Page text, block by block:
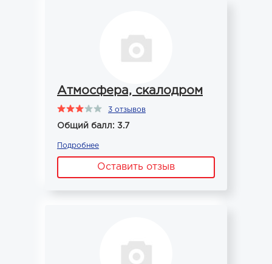
Атмосфера, скалодром
3 отзывов
Общий балл: 3.7
Подробнее
Оставить отзыв